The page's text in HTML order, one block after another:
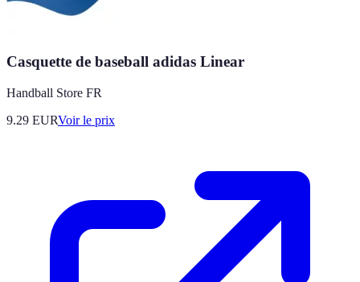
Casquette de baseball adidas Linear
Handball Store FR
9.29 EURVoir le prix